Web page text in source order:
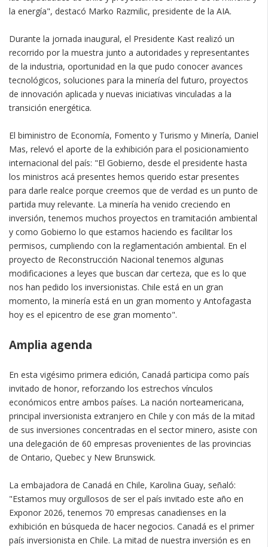
la energía", destacó Marko Razmilic, presidente de la AIA.
Durante la jornada inaugural, el Presidente Kast realizó un
recorrido por la muestra junto a autoridades y representantes
de la industria, oportunidad en la que pudo conocer avances
tecnológicos, soluciones para la minería del futuro, proyectos
de innovación aplicada y nuevas iniciativas vinculadas a la
transición energética.
El biministro de Economía, Fomento y Turismo y Minería, Daniel
Mas, relevó el aporte de la exhibición para el posicionamiento
internacional del país: "El Gobierno, desde el presidente hasta
los ministros acá presentes hemos querido estar presentes
para darle realce porque creemos que de verdad es un punto de
partida muy relevante. La minería ha venido creciendo en
inversión, tenemos muchos proyectos en tramitación ambiental
y como Gobierno lo que estamos haciendo es facilitar los
permisos, cumpliendo con la reglamentación ambiental. En el
proyecto de Reconstrucción Nacional tenemos algunas
modificaciones a leyes que buscan dar certeza, que es lo que
nos han pedido los inversionistas. Chile está en un gran
momento, la minería está en un gran momento y Antofagasta
hoy es el epicentro de ese gran momento".
Amplia agenda
En esta vigésimo primera edición, Canadá participa como país
invitado de honor, reforzando los estrechos vínculos
económicos entre ambos países. La nación norteamericana,
principal inversionista extranjero en Chile y con más de la mitad
de sus inversiones concentradas en el sector minero, asiste con
una delegación de 60 empresas provenientes de las provincias
de Ontario, Quebec y New Brunswick.
La embajadora de Canadá en Chile, Karolina Guay, señaló:
"Estamos muy orgullosos de ser el país invitado este año en
Exponor 2026, tenemos 70 empresas canadienses en la
exhibición en búsqueda de hacer negocios. Canadá es el primer
país inversionista en Chile. La mitad de nuestra inversión es en